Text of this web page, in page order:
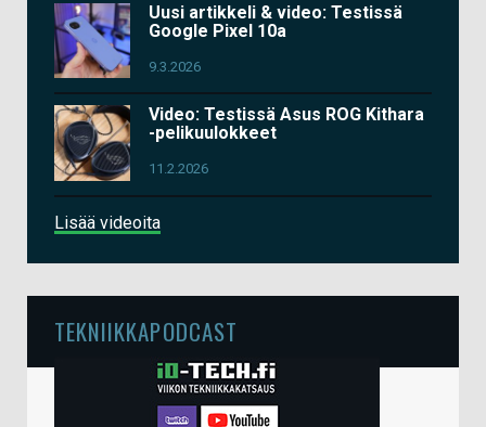
Uusi artikkeli & video: Testissä
Google Pixel 10a
9.3.2026
Video: Testissä Asus ROG Kithara
-pelikuulokkeet
11.2.2026
Lisää videoita
TEKNIIKKAPODCAST